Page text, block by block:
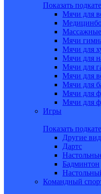
Показать
Мячи для
Мячи
Мячи для
Мячи для
Мячи для
Мячи для
Мячи для
Мячи для
Мячи для
Игры
Показать
Другие
Дартс
Бадминтон
Командный